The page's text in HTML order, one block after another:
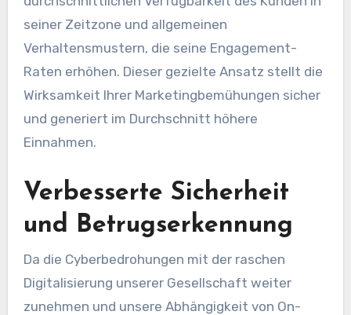
seiner Zeitzone und allgemeinen
Verhaltensmustern, die seine Engagement-
Raten erhöhen. Dieser gezielte Ansatz stellt die
Wirksamkeit Ihrer Marketingbemühungen sicher
und generiert im Durchschnitt höhere
Einnahmen.
Verbesserte Sicherheit
und Betrugserkennung
Da die Cyberbedrohungen mit der raschen
Digitalisierung unserer Gesellschaft weiter
zunehmen und unsere Abhängigkeit von On-